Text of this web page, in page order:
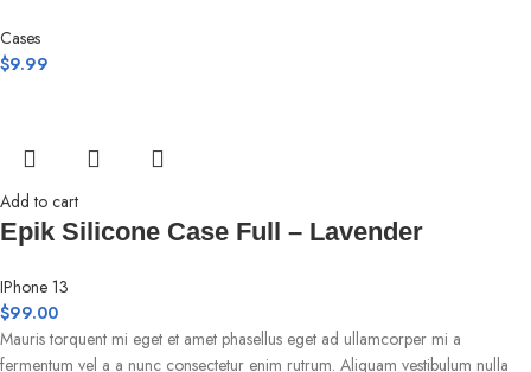
Cases
$9.99
Add to cart
Epik Silicone Case Full – Lavender
IPhone 13
$99.00
Mauris torquent mi eget et amet phasellus eget ad ullamcorper mi a
fermentum vel a a nunc consectetur enim rutrum. Aliquam vestibulum nulla